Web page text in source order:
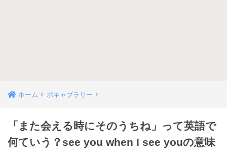
ホーム ボキャブラリー
「また会える時にそのうちね」って英語で
何ていう？see you when I see youの意味